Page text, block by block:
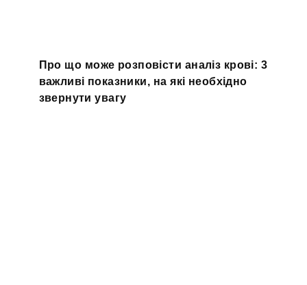
Про що може розповісти аналіз крові: 3
важливі показники, на які необхідно
звернути увагу